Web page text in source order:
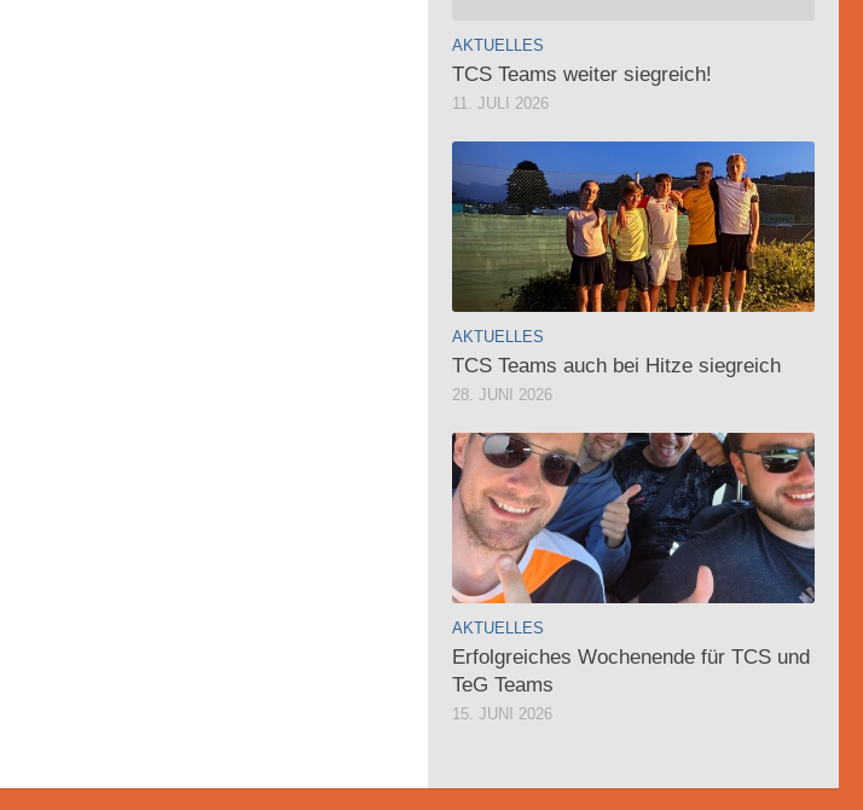
AKTUELLES
TCS Teams weiter siegreich!
11. JULI 2026
AKTUELLES
TCS Teams auch bei Hitze siegreich
28. JUNI 2026
AKTUELLES
Erfolgreiches Wochenende für TCS und
TeG Teams
15. JUNI 2026